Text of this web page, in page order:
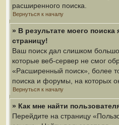
расширенного поиска.
Вернуться к началу
» В результате моего
страницу!
Ваш поиск дал слишком
которые веб-сервер не смог
«Расширенный поиск», более
поиска и форумы, на которых
Вернуться к началу
» Как мне найти
Перейдите на страницу